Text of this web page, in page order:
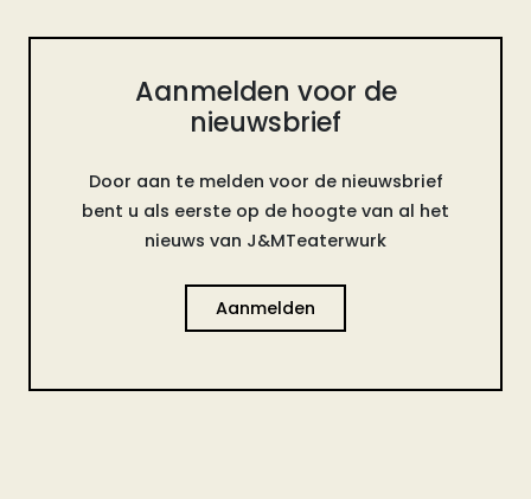
Aanmelden voor de
nieuwsbrief
Door aan te melden voor de nieuwsbrief
bent u als eerste op de hoogte van al het
nieuws van J&MTeaterwurk
Aanmelden